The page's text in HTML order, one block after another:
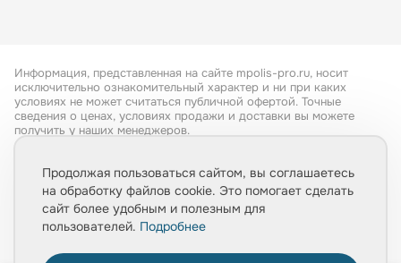
Информация, представленная на сайте mpolis-pro.ru, носит
исключительно ознакомительный характер и ни при каких
условиях не может считаться публичной офертой. Точные
сведения о ценах, условиях продажи и доставки вы можете
получить у наших менеджеров.
Обработка персональных данных
Политика конфиденциальности
Продолжая пользоваться сайтом, вы соглашаетесь
на обработку файлов cookie. Это помогает сделать
сайт более удобным и полезным для
пользователей. Подробнее